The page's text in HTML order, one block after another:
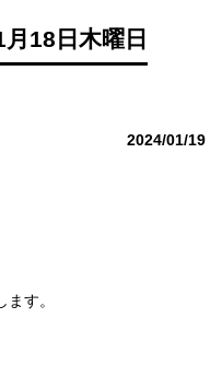
18日木曜日
2024/01/19
す。